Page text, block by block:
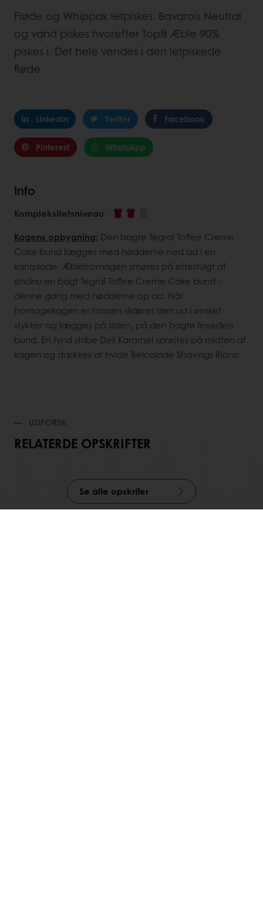
Fløde og Whippak letpiskes. Bavarois Neutral
og vand piskes hvorefter Topfil Æble 90%
piskes i. Det hele vendes i den letpiskede
fløde.
LinkedIn Twitter Facebook
Pinterest WhatsApp
Info
Kompleksitetsniveau:
Kagens opbygning: Den bagte Tegral Toffee Creme
Cake bund lægges med nødderne ned ad i en
kantplade. Æblefromagen smøres på efterfulgt af
endnu en bagt Tegral Toffee Creme Cake bund -
denne gang med nødderne op ad. Når
fromagekagen er frossen skæres den ud i ønsket
stykker og lægges på siden, på den bagte linsedejs
bund. En tynd stribe Deli Karamel sprøjtes på midten af
kagen og dækkes af hvide Belcolade Shavings Blanc
UDFORSK
RELATERDE OPSKRIFTER
Se alle opskrifer